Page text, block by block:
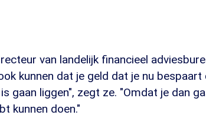
van landelijk financieel
kunnen dat je geld dat je nu bespaart
gaan liggen", zegt ze. "Omdat je dan
kunnen doen."